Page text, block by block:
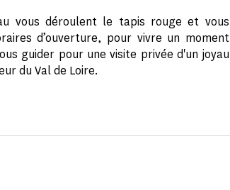
vous déroulent le tapis rouge et vous
d’ouverture, pour vivre un moment
guider pour une visite privée d'un joyau
du Val de Loire.